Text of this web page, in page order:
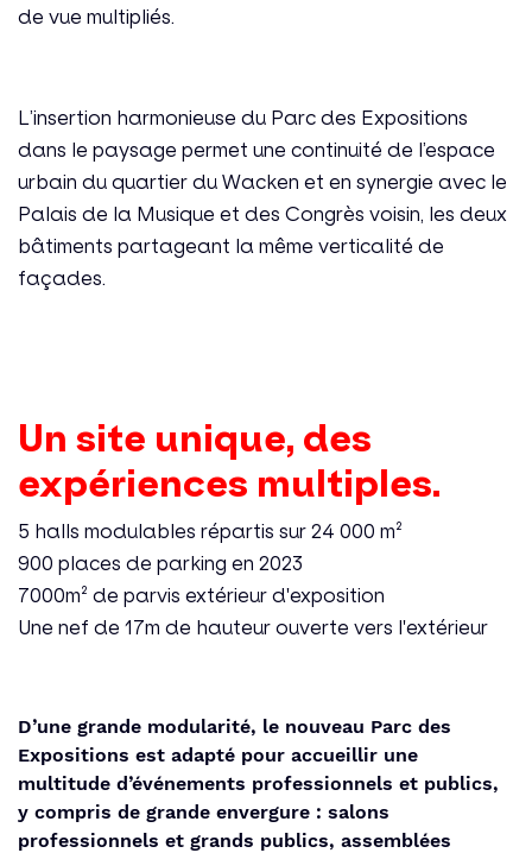
de vue multipliés.
L’insertion harmonieuse du Parc des Expositions
dans le paysage permet une continuité de l’espace
urbain du quartier du Wacken et en synergie avec le
Palais de la Musique et des Congrès voisin, les deux
bâtiments partageant la même verticalité de
façades.
Un site unique, des
expériences multiples.
5 halls modulables répartis sur 24 000 m²
900 places de parking en 2023
7000m² de parvis extérieur d'exposition
Une nef de 17m de hauteur ouverte vers l'extérieur
D’une grande modularité, le nouveau Parc des
Expositions est adapté pour accueillir une
multitude d’événements professionnels et publics,
y compris de grande envergure : salons
professionnels et grands publics, assemblées